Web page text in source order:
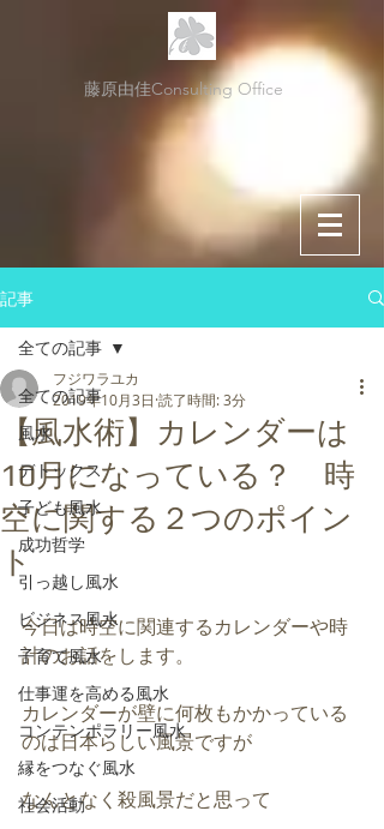
藤原由佳Consulting Office
記事
全ての記事
風水
デトックス
子ども風水
成功哲学
引っ越し風水
ビジネス風水
子育て風水
仕事運を高める風水
コンテンポラリー風水
縁をつなぐ風水
社会活動
全ての記事
【風水術】カレンダーは
10月になっている？ 時
空に関する２つのポイン
ト
フジワラユカ
2019年10月3日 読了時間: 3分
今日は時空に関連するカレンダーや時
計のお話をします。
カレンダーが壁に何枚もかかっている
のは日本らしい風景ですが
なんとなく殺風景だと思って